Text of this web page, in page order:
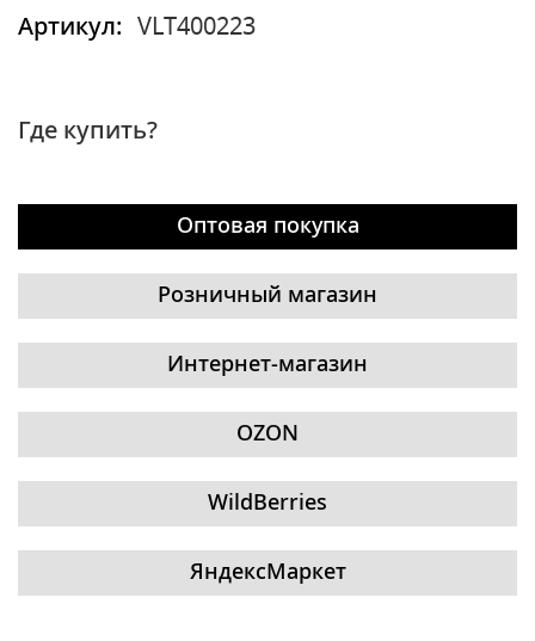
Артикул:
VLT400223
Где купить?
Оптовая покупка
Розничный магазин
Интернет-магазин
OZON
WildBerries
ЯндексМаркет